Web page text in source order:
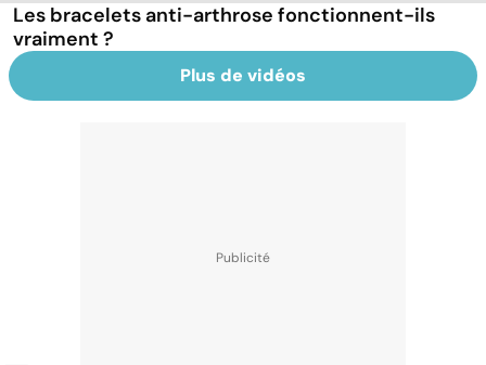
Les bracelets anti-arthrose fonctionnent-ils
vraiment ?
Plus de vidéos